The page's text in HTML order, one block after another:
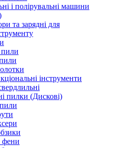
і полірувальні машини
та зарядні для
інструменти
пилки (Дискові)
фени